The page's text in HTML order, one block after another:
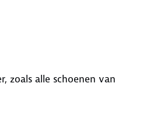
zoals alle schoenen van